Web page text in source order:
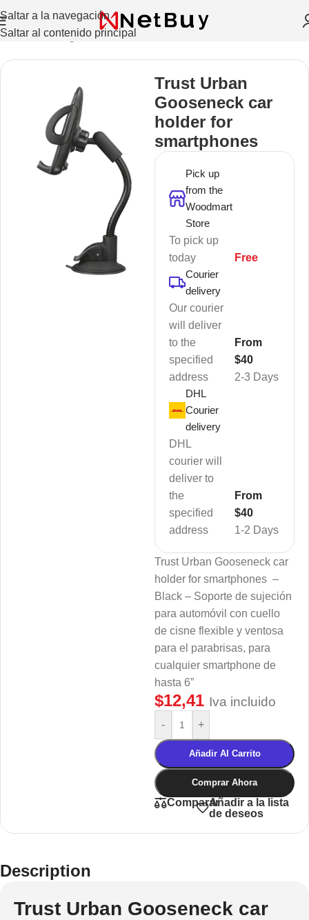
Saltar a la navegación
Saltar al contenido principal
Inicio/ Sin categorizar
Trust Urban
Gooseneck car
holder for
smartphones
Pick up
from the
Woodmart
Store
To pick up
today
Free
Courier
delivery
Our courier
will deliver
to the
specified
address
2-3 Days
From
$40
DHL
Courier
delivery
DHL
courier will
deliver to
the
specified
address
1-2 Days
From
$40
Trust Urban Gooseneck car
holder for smartphones –
Black – Soporte de sujeción
para automóvil con cuello
de cisne flexible y ventosa
para el parabrisas, para
cualquier smartphone de
hasta 6”
$12,41 Iva incluido
- +
Añadir Al Carrito
Comprar Ahora
CompararAñadir a la lista
de deseos
Description
Trust Urban Gooseneck car